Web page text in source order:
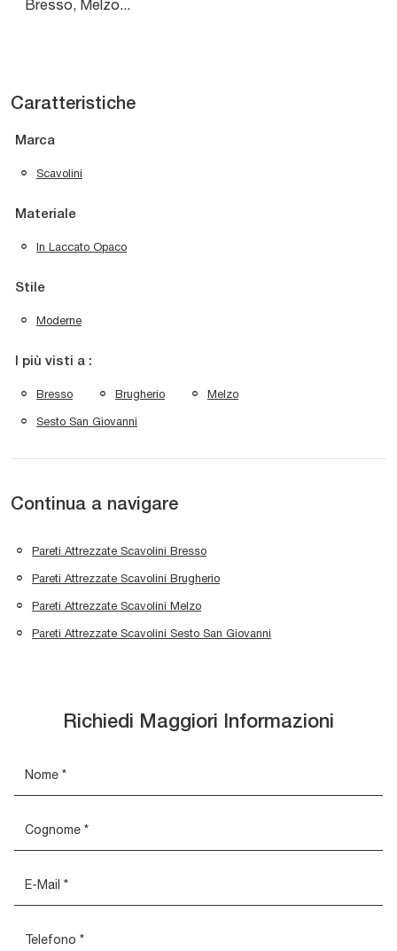
Bresso, Melzo...
Caratteristiche
Marca
Scavolini
Materiale
In Laccato Opaco
Stile
Moderne
I più visti a :
Bresso Brugherio Melzo
Sesto San Giovanni
Continua a navigare
Pareti Attrezzate Scavolini Bresso
Pareti Attrezzate Scavolini Brugherio
Pareti Attrezzate Scavolini Melzo
Pareti Attrezzate Scavolini Sesto San Giovanni
Richiedi Maggiori Informazioni